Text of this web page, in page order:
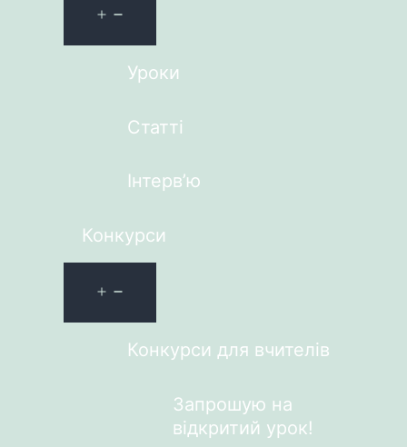
Уроки
Статті
Інтерв’ю
Конкурси
Конкурси для вчителів
Запрошую на
відкритий урок!